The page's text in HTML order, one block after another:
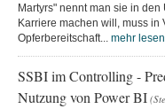
Martyrs" nennt man sie in
Karriere machen will, muss
Opferbereitschaft... mehr lesen
SSBI im Controlling -
Nutzung von Power BI